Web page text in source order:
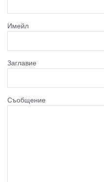
Имейл
Заглавие
Съобщение